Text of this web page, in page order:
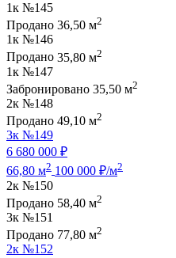
1к №145
Продано 36,50 м2
1к №146
Продано 35,80 м2
1к №147
Забронировано 35,50 м2
2к №148
Продано 49,10 м2
3к №149
6 680 000 ₽
66,80 м2 100 000 ₽/м2
2к №150
Продано 58,40 м2
3к №151
Продано 77,80 м2
2к №152